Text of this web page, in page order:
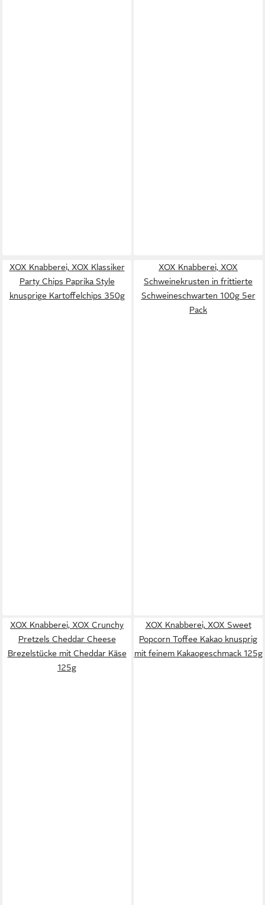
XOX Knabberei, XOX Klassiker
Party Chips Paprika Style
knusprige Kartoffelchips 350g
XOX Knabberei, XOX
Schweinekrusten in frittierte
Schweineschwarten 100g 5er
Pack
XOX Knabberei, XOX Crunchy
Pretzels Cheddar Cheese
Brezelstücke mit Cheddar Käse
125g
XOX Knabberei, XOX Sweet
Popcorn Toffee Kakao knusprig
mit feinem Kakaogeschmack 125g